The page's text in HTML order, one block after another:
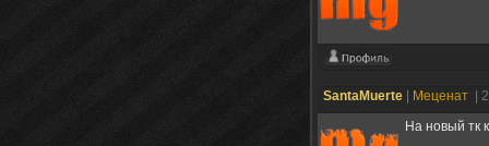
SantaMuerte Меценат
|
На новый тк